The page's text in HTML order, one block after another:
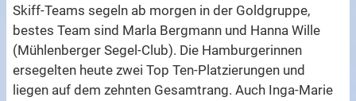
Skiff-Teams segeln ab morgen in der Goldgruppe,
bestes Team sind Marla Bergmann und Hanna Wille
(Mühlenberger Segel-Club). Die Hamburgerinnen
ersegelten heute zwei Top Ten-Platzierungen und
liegen auf dem zehnten Gesamtrang. Auch Inga-Marie